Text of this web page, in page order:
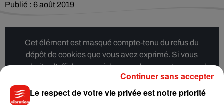
Publié : 6 août 2019
Cet élément est masqué compte-tenu du refus du
dépôt de cookies que vous avez exprimé. Si vous
souhaitez l'afficher, merci de nous donner votre accord
en cliquant sur le bouton ci-dessous.
Le respect de votre vie privée est notre priorité
Continuer sans accepter